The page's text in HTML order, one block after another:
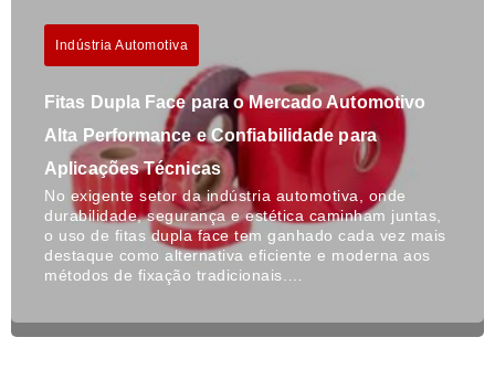
Indústria Automotiva
Fitas Dupla Face para o Mercado Automotivo
Alta Performance e Confiabilidade para
Aplicações Técnicas
No exigente setor da indústria automotiva, onde
durabilidade, segurança e estética caminham juntas,
o uso de fitas dupla face tem ganhado cada vez mais
destaque como alternativa eficiente e moderna aos
métodos de fixação tradicionais.…